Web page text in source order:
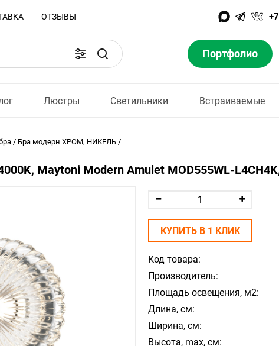
ОТЗЫВЫ
Портфолио
Люстры Светильники Встраиваемые
/ Бра модерн ХРОМ, НИКЕЛЬ /
Maytoni Modern Amulet MOD555WL-
Код товара:
Производитель:
Площадь освещения, м2:
Длина, см:
Ширина, см:
Высота, max, см:
КУПИТЬ В 1 КЛИК